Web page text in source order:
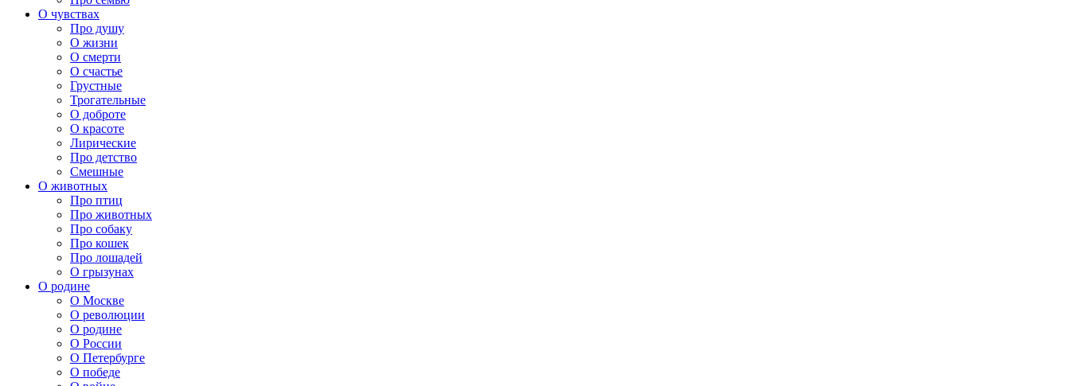
О чувствах
Про душу
О жизни
О смерти
О счастье
Грустные
Трогательные
О доброте
О красоте
Лирические
Про детство
Смешные
О животных
Про птиц
Про животных
Про собаку
Про кошек
Про лошадей
О грызунах
О родине
О Москве
О революции
О родине
О России
О Петербурге
О победе